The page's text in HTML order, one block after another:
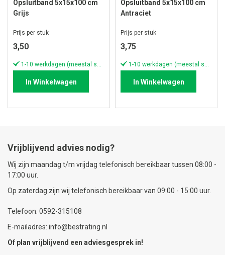
Opsluitband 5x15x100 cm
Grijs
Prijs per stuk
3,50
In Winkelwagen
Opsluitband 5x15x100 cm
Antraciet
Prijs per stuk
3,75
In Winkelwagen
Vrijblijvend advies nodig?
Wij zijn maandag t/m vrijdag telefonisch bereikbaar tussen 08:00 -
17:00 uur.
Op zaterdag zijn wij telefonisch bereikbaar van 09:00 - 15:00 uur.
Telefoon: 0592-315108
E-mailadres: info@bestrating.nl
Of plan vrijblijvend een adviesgesprek in!